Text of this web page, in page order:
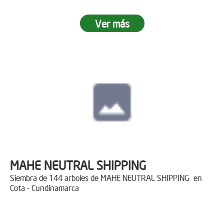
Ver más
MAHE NEUTRAL SHIPPING
Siembra de 144 arboles de MAHE NEUTRAL SHIPPING en
Cota - Cundinamarca